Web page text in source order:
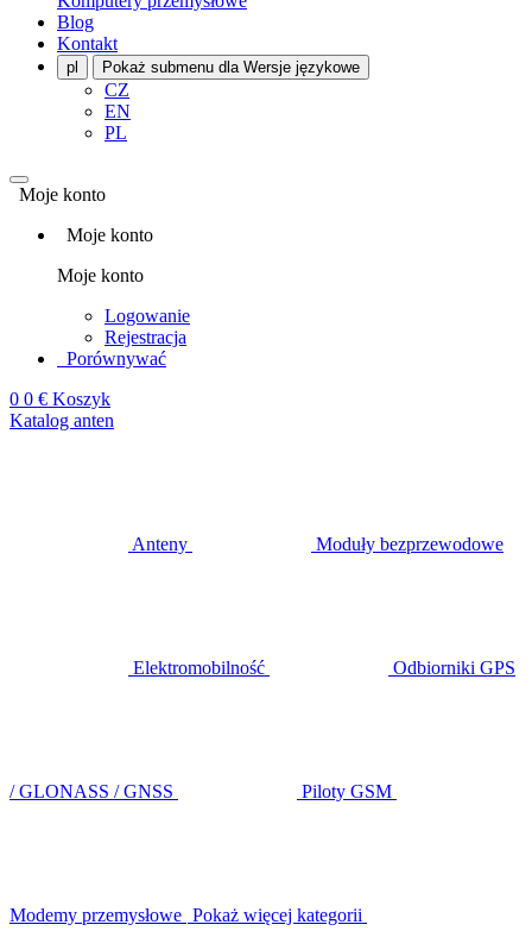
Blog
Kontakt
pl Pokaż submenu dla Wersje językowe
CZ
EN
PL
Moje konto
Moje konto
Moje konto
Logowanie
Rejestracja
Porównywać
0 0 € Koszyk
Katalog anten
Anteny Moduły bezprzewodowe
Elektromobilność Odbiorniki GPS
/ GLONASS / GNSS Piloty GSM
Modemy przemysłowe Pokaż więcej kategorii